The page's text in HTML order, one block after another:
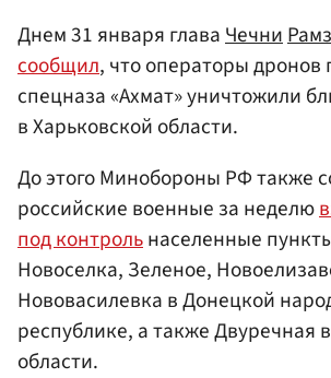
Днем 31 января главаЧечни
сообщил, что операторы дронов
спецназа «Ахмат» уничтожили
в Харьковской области.
До этого Минобороны РФ также
российские военные за неделю
под контрольнаселенные
Новоселка, Зеленое,
Нововасилевка в Донецкой
республике, а также Двуречная
области.